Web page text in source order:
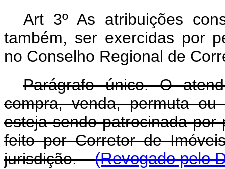
Art 3º As atribuições
também, ser exercidas por
no Conselho Regional de
Parágrafo único. O
compra, venda, permuta
esteja sendo patrocinada
feito por Corretor de
jurisdição.
(Revogado pelo